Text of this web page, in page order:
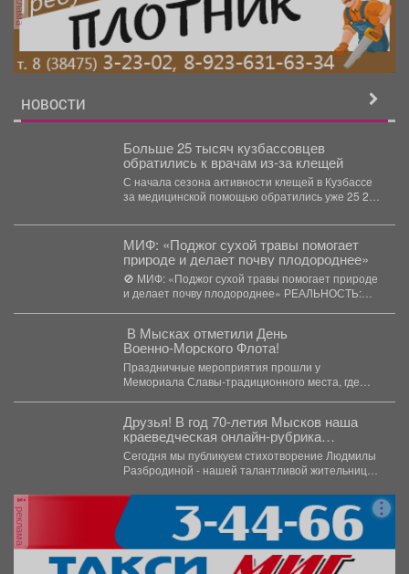
НОВОСТИ
Больше 25 тысяч кузбассовцев
обратились к врачам из-за клещей
С начала сезона активности клещей в Кузбассе
за медицинской помощью обратились уже 25 257
МИФ: «Поджог сухой травы помогает
природе и делает почву плодороднее»
🚫 МИФ: «Поджог сухой травы помогает природе
и делает почву плодороднее» РЕАЛЬНОСТЬ:
В Мысках отметили День
Военно‑Морского Флота!
Праздничные мероприятия прошли у
Мемориала Славы-традиционного места, где
Друзья! В год 70-летия Мысков наша
краеведческая онлайн-рубрика
«Поэтический вторникЪ» продолжает
знакомить вас с творчеством земляков.
Сегодня мы публикуем стихотворение Людмилы
Разбродиной - нашей талантливой жительницы
реклама